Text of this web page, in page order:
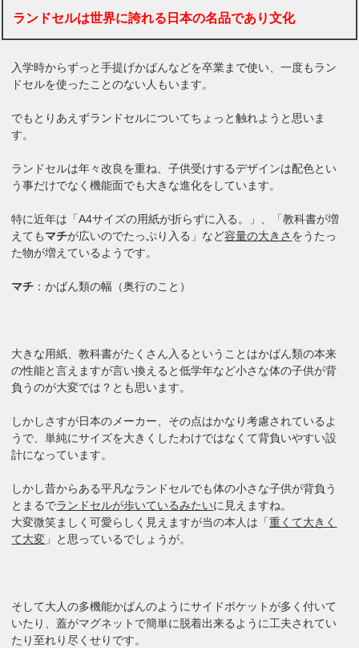
ランドセルは世界に誇れる日本の名品であり文化
入学時からずっと手提げかばんなどを卒業まで使い、一度もラン
ドセルを使ったことのない人もいます。
でもとりあえずランドセルについてちょっと触れようと思いま
す。
ランドセルは年々改良を重ね、子供受けするデザインは配色とい
う事だけでなく機能面でも大きな進化をしています。
特に近年は「A4サイズの用紙が折らずに入る。」、「教科書が増
えてもマチが広いのでたっぷり入る」など容量の大きさ をうたっ
た物が増えているようです。
マチ ：かばん類の幅（奥行のこと）
大きな用紙、教科書がたくさん入るということはかばん類の本来
の性能と言えますが言い換えると低学年など小さな体の子供が背
負うのが大変では？とも思います。
しかしさすが日本のメーカー、その点はかなり考慮されているよ
うで、単純にサイズを大きくしたわけではなくて背負いやすい設
計になっています。
しかし昔からある平凡なランドセルでも体の小さな子供が背負う
とまるでランドセルが歩いているみたいに見えますね。
大変微笑ましく可愛らしく見えますが当の本人は「重くて大きく
て大変 」と思っているでしょうが。
そして大人の多機能かばんのようにサイドポケットが多く付いて
いたり、蓋がマグネットで簡単に脱着出来るように工夫されてい
たり至れり尽くせりです。